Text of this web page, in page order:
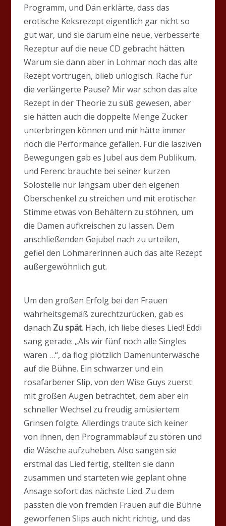
Programm, und Dän erklärte, dass das
erotische Keksrezept eigentlich gar nicht so
gut war, und sie darum eine neue, verbesserte
Rezeptur auf die neue CD gebracht hätten.
Warum sie dann aber in Lohmar noch das alte
Rezept vortrugen, blieb unlogisch. Rache für
die verlängerte Pause? Mir war schon das alte
Rezept in der Theorie zu süß gewesen, aber
sie hätten auch die doppelte Menge Zucker
unterbringen können und mir hätte immer
noch die Performance gefallen. Für die lasziven
Bewegungen gab es Jubel aus dem Publikum,
und Ferenc brauchte bei seiner kurzen
Solostelle nur langsam über den eigenen
Oberschenkel zu streichen und mit erotischer
Stimme etwas von Behältern zu stöhnen, um
die Damen aufkreischen zu lassen. Dem
anschließenden Gejubel nach zu urteilen,
gefiel den Lohmarerinnen auch das alte Rezept
außergewöhnlich gut.
Um den großen Erfolg bei den Frauen
wahrheitsgemäß zurechtzurücken, gab es
danach Zu spät. Hach, ich liebe dieses Lied! Eddi
sang gerade: „Als wir fünf noch alle Singles
waren …“, da flog plötzlich Damenunterwäsche
auf die Bühne. Ein schwarzer und ein
rosafarbener Slip, von den Wise Guys zuerst
mit großen Augen betrachtet, dem aber ein
schneller Wechsel zu freudig amüsiertem
Grinsen folgte. Allerdings traute sich keiner
von ihnen, den Programmablauf zu stören und
die Wäsche aufzuheben. Also sangen sie
erstmal das Lied fertig, stellten sie dann
zusammen und starteten wie geplant ohne
Ansage sofort das nächste Lied. Zu dem
passten die von fremden Frauen auf die Bühne
geworfenen Slips auch nicht richtig, und das